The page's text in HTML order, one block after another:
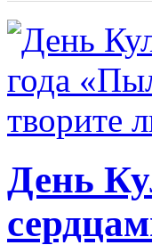
День